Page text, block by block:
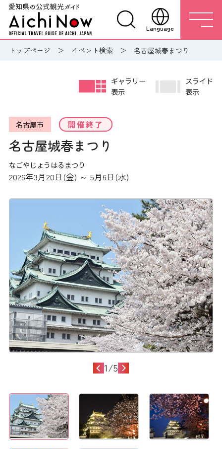
Language
トップページ イベント検索 名古屋城春まつり
名古屋市 開催終了
名古屋城春まつり
なごやじょうはるまつり
2026年3月20日(金) ～ 5月6日(水)
ギャラリー
表示
スライド
表示
1/5